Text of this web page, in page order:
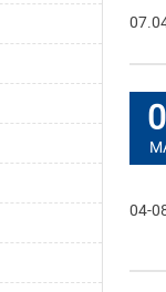
04-